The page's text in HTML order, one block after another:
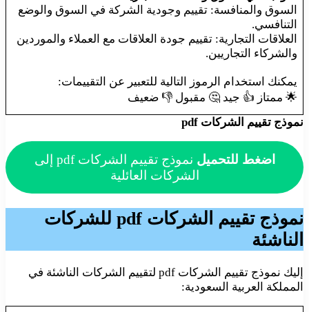
السوق والمنافسة: تقييم وجودية الشركة في السوق والوضع
التنافسي.
العلاقات التجارية: تقييم جودة العلاقات مع العملاء والموردين
والشركاء التجاريين.
يمكنك استخدام الرموز التالية للتعبير عن التقييمات:
🌟 ممتاز 👍 جيد 🤔 مقبول 👎 ضعيف
نموذج تقييم الشركات pdf
اضغط للتحميل
نموذج تقييم الشركات pdf إلى
الشركات العائلية
نموذج تقييم الشركات pdf
للشركات
الناشئة
إليك نموذج تقييم الشركات pdf لتقييم الشركات الناشئة في
المملكة العربية السعودية: